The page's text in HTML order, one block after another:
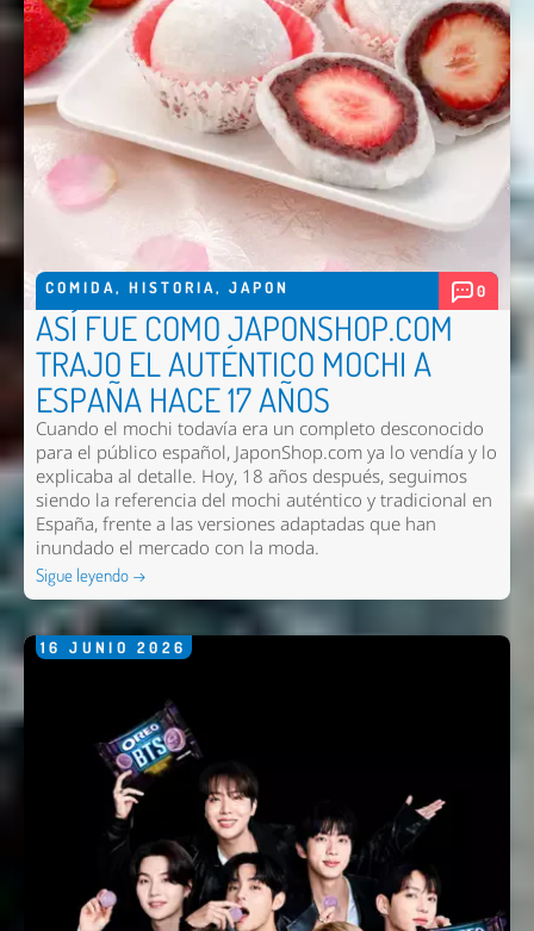
COMIDA, HISTORIA, JAPON 0
ASÍ FUE COMO JAPONSHOP.COM
TRAJO EL AUTÉNTICO MOCHI A
ESPAÑA HACE 17 AÑOS
Cuando el mochi todavía era un completo desconocido
para el público español, JaponShop.com ya lo vendía y lo
explicaba al detalle. Hoy, 18 años después, seguimos
siendo la referencia del mochi auténtico y tradicional en
España, frente a las versiones adaptadas que han
inundado el mercado con la moda.
Sigue leyendo →
16 JUNIO 2026